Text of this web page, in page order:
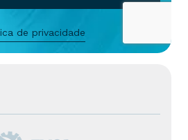
de privacidade